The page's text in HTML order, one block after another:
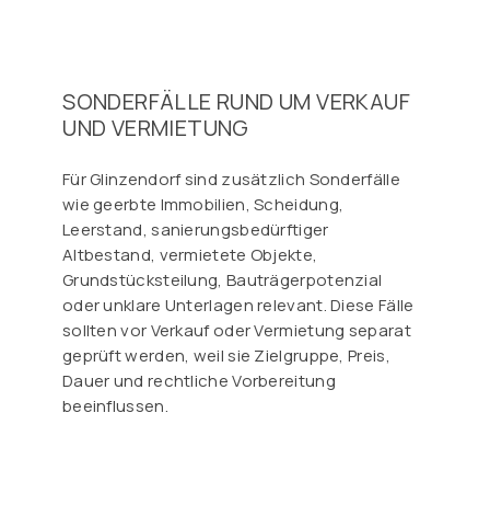
SONDERFÄLLE RUND UM VERKAUF
UND VERMIETUNG
Für Glinzendorf sind zusätzlich Sonderfälle
wie geerbte Immobilien, Scheidung,
Leerstand, sanierungsbedürftiger
Altbestand, vermietete Objekte,
Grundstücksteilung, Bauträgerpotenzial
oder unklare Unterlagen relevant. Diese Fälle
sollten vor Verkauf oder Vermietung separat
geprüft werden, weil sie Zielgruppe, Preis,
Dauer und rechtliche Vorbereitung
beeinflussen.